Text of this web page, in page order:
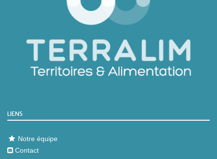
LIENS
Notre équipe
Contact